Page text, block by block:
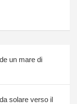
un mare di
solare verso il